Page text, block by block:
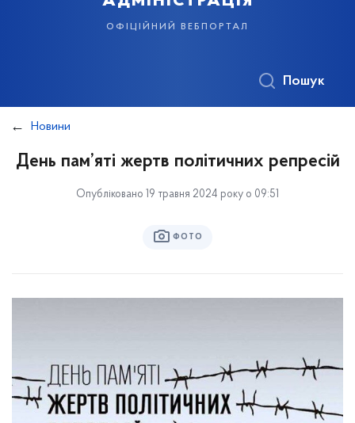
офіційний вебпортал
Пошук
Новини
День пам’яті жертв політичних репресій
Опубліковано 19 травня 2024 року о 09:51
ФОТО